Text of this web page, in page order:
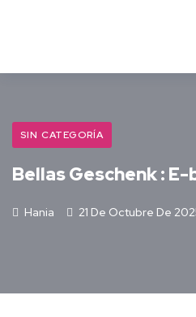
SIN CATEGORÍA
Bellas Geschenk :
Hania 21 De Octubre De